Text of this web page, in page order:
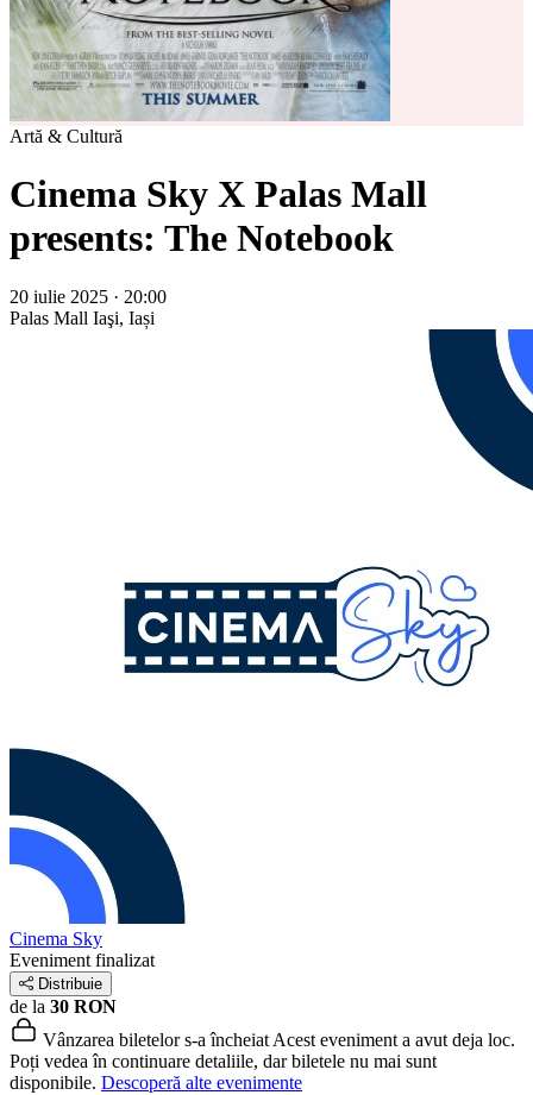
Artă & Cultură
Cinema Sky X Palas Mall
presents: The Notebook
20 iulie 2025 · 20:00
Palas Mall Iaşi, Iași
Cinema Sky
Eveniment finalizat
Distribuie
de la 30 RON
Vânzarea biletelor s-a încheiat Acest eveniment a avut deja loc.
Poți vedea în continuare detaliile, dar biletele nu mai sunt
disponibile. Descoperă alte evenimente